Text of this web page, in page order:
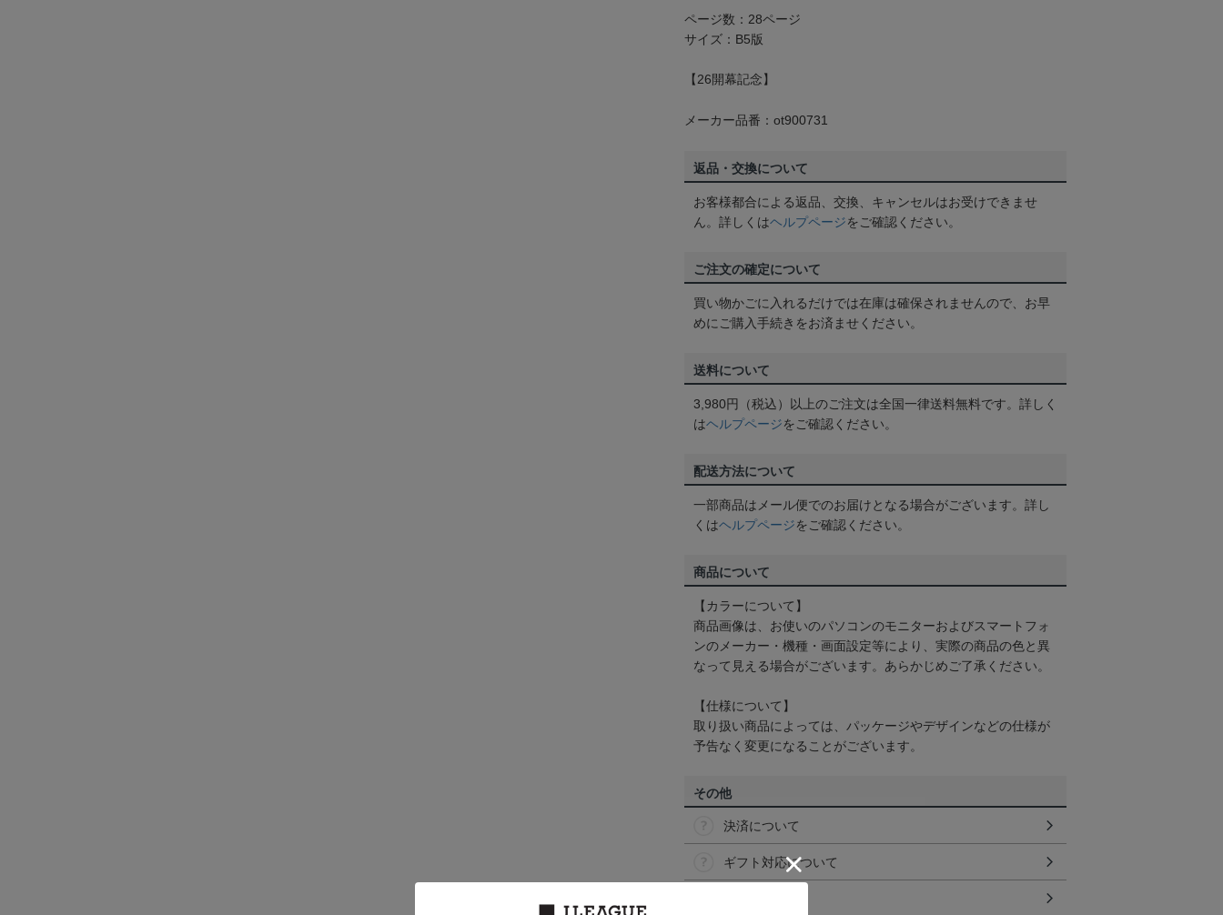
ページ数：28ページ
サイズ：B5版
【26開幕記念】
メーカー品番：ot900731
返品・交換について
お客様都合による返品、交換、キャンセルはお受けできませ
ん。詳しくはヘルプページをご確認ください。
ご注文の確定について
買い物かごに入れるだけでは在庫は確保されませんので、お早
めにご購入手続きをお済ませください。
送料について
3,980円（税込）以上のご注文は全国一律送料無料です。詳しく
はヘルプページをご確認ください。
配送方法について
一部商品はメール便でのお届けとなる場合がございます。詳し
くはヘルプページをご確認ください。
商品について
【カラーについて】
商品画像は、お使いのパソコンのモニターおよびスマートフォ
ンのメーカー・機種・画面設定等により、実際の商品の色と異
なって見える場合がございます。あらかじめご了承ください。
【仕様について】
取り扱い商品によっては、パッケージやデザインなどの仕様が
予告なく変更になることがございます。
その他
決済について
ギフト対応について